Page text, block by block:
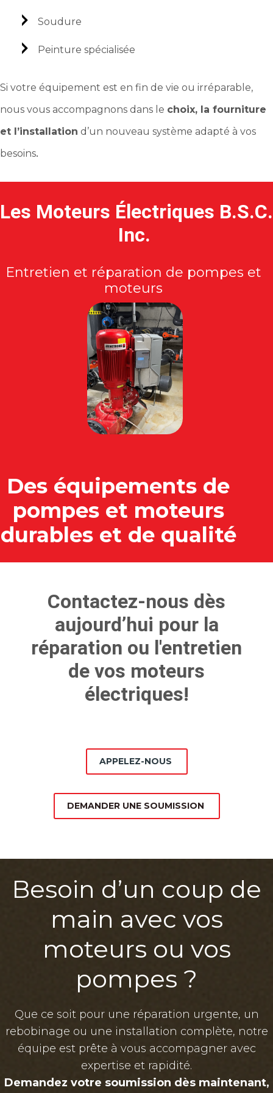
Soudure
Peinture spécialisée
Si votre équipement est en fin de vie ou irréparable,
nous vous accompagnons dans le choix, la fourniture
et l’installation d’un nouveau système adapté à vos
besoins.
Les Moteurs Électriques B.S.C.
Inc.
Entretien et réparation de pompes et
moteurs
Des équipements de
pompes et moteurs
durables et de qualité
Contactez-nous dès
aujourd’hui pour la
réparation ou l'entretien
de vos moteurs
électriques!
APPELEZ-NOUS
DEMANDER UNE SOUMISSION
Besoin d’un coup de
main avec vos
moteurs ou vos
pompes ?
Que ce soit pour une réparation urgente, un
rebobinage ou une installation complète, notre
équipe est prête à vous accompagner avec
expertise et rapidité.
Demandez votre soumission dès maintenant,